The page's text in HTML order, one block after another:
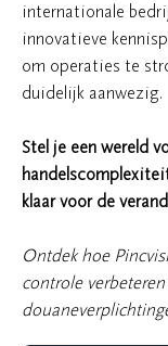
internationale
innovatieve
om operaties te
duidelijk aanwezig.
Stel je een wereld
klaar voor de
Ontdek hoe
controle